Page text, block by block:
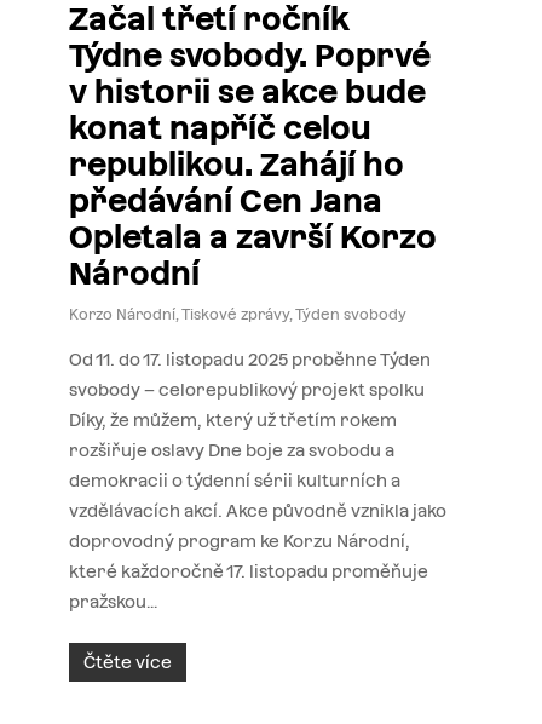
Začal třetí ročník
Týdne svobody. Poprvé
v historii se akce bude
konat napříč celou
republikou. Zahájí ho
předávání Cen Jana
Opletala a završí Korzo
Národní
Korzo Národní,Tiskové zprávy,Týden svobody
Od 11. do 17. listopadu 2025 proběhne Týden
svobody – celorepublikový projekt spolku
Díky, že můžem, který už třetím rokem
rozšiřuje oslavy Dne boje za svobodu a
demokracii o týdenní sérii kulturních a
vzdělávacích akcí. Akce původně vznikla jako
doprovodný program ke Korzu Národní,
které každoročně 17. listopadu proměňuje
pražskou…
Čtěte více